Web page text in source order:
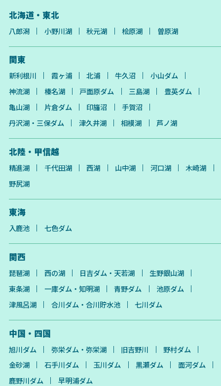
北海道・東北
八郎潟 小野川湖 秋元湖 桧原湖 曽原湖
関東
新利根川 霞ヶ浦 北浦 牛久沼
小山ダム
神流湖
榛名湖 戸面原ダム 三島湖
豊英ダム
亀山湖
片倉ダム 印旛沼
手賀沼
丹沢湖・三保ダム
津久井湖 相模湖 芦ノ湖
北陸・甲信越
精進湖 千代田湖 西湖 山中湖 河口湖
木崎湖
野尻湖
東海
入鹿池 七色ダム
関西
琵琶湖 西の湖 日吉ダム・天若湖
生野銀山湖
東条湖
一庫ダム・知明湖 青野ダム
池原ダム
津風呂湖
合川ダム・合川貯水池 七川ダム
中国・四国
旭川ダム 弥栄ダム・弥栄湖 旧吉野川
野村ダム
金砂湖
石手川ダム 玉川ダム 黒瀬ダム
面河ダム
鹿野川ダム
早明浦ダム